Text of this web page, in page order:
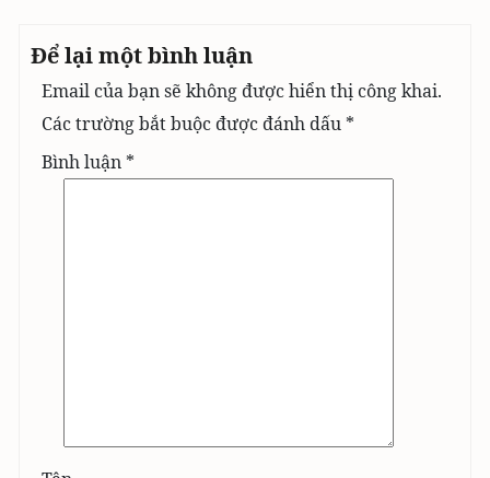
Để lại một bình luận
Email của bạn sẽ không được hiển thị công khai.
Các trường bắt buộc được đánh dấu *
Bình luận *